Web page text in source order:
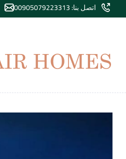
اتصل بنا: 00905079223313